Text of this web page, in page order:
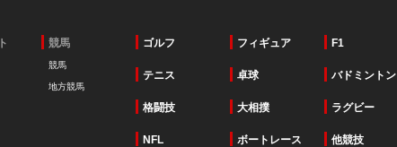
競馬
競馬
地方競馬
ゴルフ フィギュア F1
テニス 卓球 バドミントン
格闘技 大相撲 ラグビー
NFL ボートレース 他競技